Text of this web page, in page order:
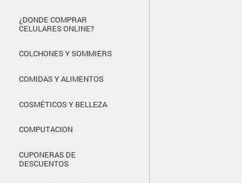
¿DONDE COMPRAR
CELULARES ONLINE?
COLCHONES Y SOMMIERS
COMIDAS Y ALIMENTOS
COSMÉTICOS Y BELLEZA
COMPUTACION
CUPONERAS DE
DESCUENTOS